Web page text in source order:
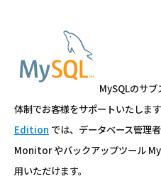
MySQLのサ
体制でお客様をサポートいたしま
Edition では、データベース管理
Monitor やバックアップツール
用いただけます。